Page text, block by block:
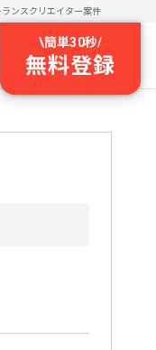
ランスクリエイター案件
\簡単30秒/
無料登録